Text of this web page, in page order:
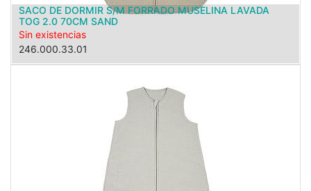
SACO DE DORMIR S/M FORRADO MUSELINA LAVADA
TOG 2.0 70CM SAND
Sin existencias
246.000.33.01